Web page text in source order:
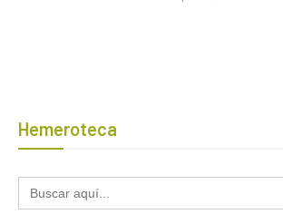
Hemeroteca
Buscar: